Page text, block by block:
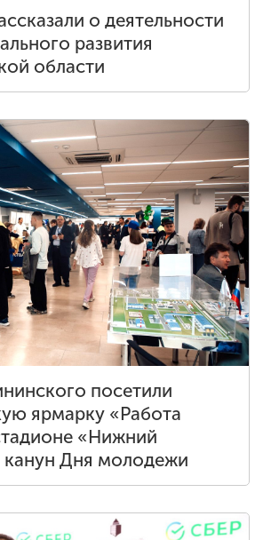
о деятельности
развития
области
посетили
ярмарку «Работа
«Нижний
канун Дня молодежи